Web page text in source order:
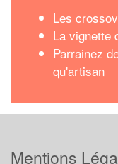
Les
La vignette
Parrainez
qu'artisan
Mentions